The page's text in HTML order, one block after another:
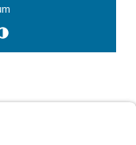
Kontrastwechsel